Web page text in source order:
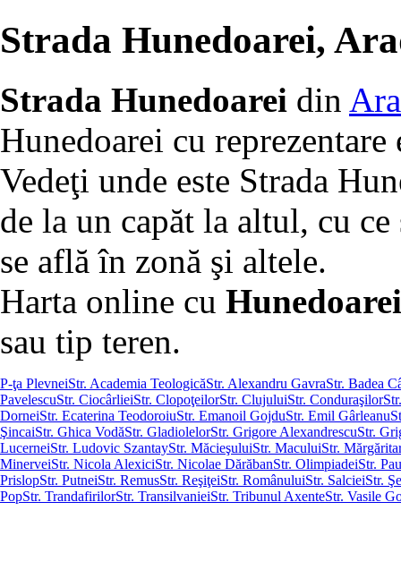
Strada Hunedoarei,
Strada Hunedoarei din
Hunedoarei cu reprezentare
Vedeţi unde este Strada
de la un capăt la altul, cu
se află în zonă şi altele.
Harta online cu
sau tip teren.
P-ţa PlevneiStr. Academia TeologicăStr. Alexandru GavraStr. Badea
PavelescuStr. CiocârlieiStr. ClopoţeilorStr. ClujuluiStr. Conduraşilor
DorneiStr. Ecaterina TeodoroiuStr. Emanoil GojduStr. Emil Gârleanu
ŞincaiStr. Ghica VodăStr. GladiolelorStr. Grigore AlexandrescuStr.
LucerneiStr. Ludovic SzantayStr. MăcieşuluiStr. MaculuiStr.
MinerveiStr. Nicola AlexiciStr. Nicolae DărăbanStr. OlimpiadeiStr.
PrislopStr. PutneiStr. RemusStr. ReşiţeiStr. RomânuluiStr. SalcieiStr.
PopStr. TrandafirilorStr. TransilvanieiStr. Tribunul AxenteStr. Vasile